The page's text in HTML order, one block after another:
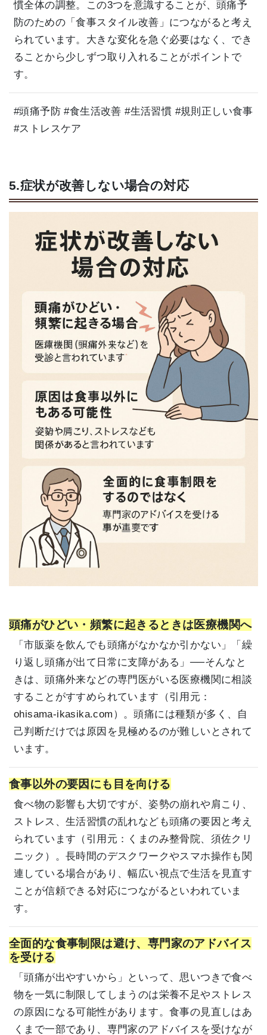
慣全体の調整。この3つを意識することが、頭痛予
防のための「食事スタイル改善」につながると考え
られています。大きな変化を急ぐ必要はなく、でき
ることから少しずつ取り入れることがポイントで
す。
#頭痛予防 #食生活改善 #生活習慣 #規則正しい食事
#ストレスケア
5.症状が改善しない場合の対応
頭痛がひどい・頻繁に起きるときは医療機関へ
「市販薬を飲んでも頭痛がなかなか引かない」「繰
り返し頭痛が出て日常に支障がある」──そんなと
きは、頭痛外来などの専門医がいる医療機関に相談
することがすすめられています（引用元：
ohisama-ikasika.com ）。頭痛には種類が多く、自
己判断だけでは原因を見極めるのが難しいとされて
います。
食事以外の要因にも目を向ける
食べ物の影響も大切ですが、姿勢の崩れや肩こり、
ストレス、生活習慣の乱れなども頭痛の要因と考え
られています（引用元： くまのみ整骨院、 須佐クリ
ニック ）。長時間のデスクワークやスマホ操作も関
連している場合があり、幅広い視点で生活を見直す
ことが信頼できる対応につながるといわれていま
す。
全面的な食事制限は避け、専門家のアドバイス
を受ける
「頭痛が出やすいから」といって、思いつきで食べ
物を一気に制限してしまうのは栄養不足やストレス
の原因になる可能性があります。食事の見直しはあ
くまで一部であり、専門家のアドバイスを受けなが